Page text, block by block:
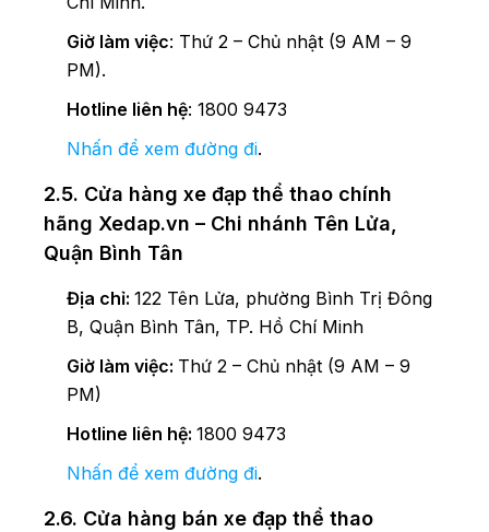
Giờ làm việc: Thứ 2 – Chủ nhật (9 AM – 9
PM).
Hotline liên hệ: 1800 9473
Nhấn để xem đường đi.
2.5. Cửa hàng xe đạp thể thao chính
hãng Xedap.vn – Chi nhánh Tên Lửa,
Quận Bình Tân
Địa chỉ: 122 Tên Lửa, phường Bình Trị Đông
B, Quận Bình Tân, TP. Hồ Chí Minh
Giờ làm việc: Thứ 2 – Chủ nhật (9 AM – 9
PM)
Hotline liên hệ: 1800 9473
Nhấn để xem đường đi.
2.6. Cửa hàng bán xe đạp thể thao